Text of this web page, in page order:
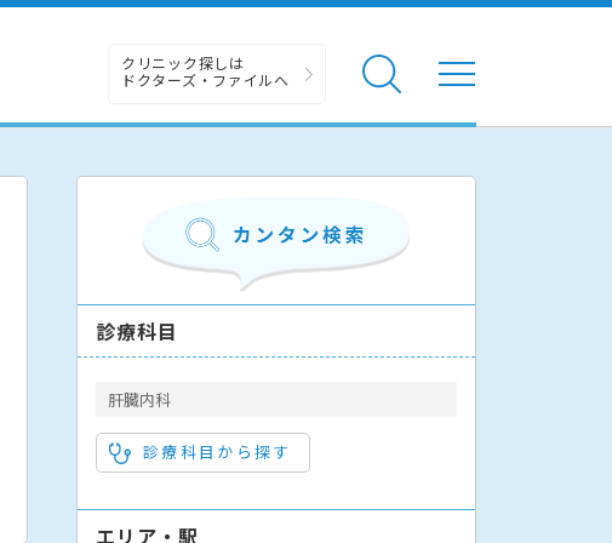
クリニック探しは
ドクターズ・ファイルへ
診療科目
肝臓内科
診療科目から探す
エリア・駅